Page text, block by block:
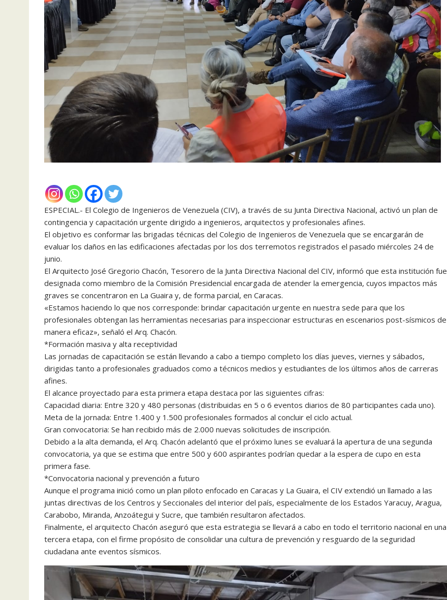
ESPECIAL.- El Colegio de Ingenieros de Venezuela (CIV), a través de su Junta Directiva Nacional, activó un plan de
contingencia y capacitación urgente dirigido a ingenieros, arquitectos y profesionales afines.
El objetivo es conformar las brigadas técnicas del Colegio de Ingenieros de Venezuela que se encargarán de
evaluar los daños en las edificaciones afectadas por los dos terremotos registrados el pasado miércoles 24 de
junio.
El Arquitecto José Gregorio Chacón, Tesorero de la Junta Directiva Nacional del CIV, informó que esta institución fue
designada como miembro de la Comisión Presidencial encargada de atender la emergencia, cuyos impactos más
graves se concentraron en La Guaira y, de forma parcial, en Caracas.
«Estamos haciendo lo que nos corresponde: brindar capacitación urgente en nuestra sede para que los
profesionales obtengan las herramientas necesarias para inspeccionar estructuras en escenarios post-sísmicos de
manera eficaz», señaló el Arq. Chacón.
*Formación masiva y alta receptividad
Las jornadas de capacitación se están llevando a cabo a tiempo completo los días jueves, viernes y sábados,
dirigidas tanto a profesionales graduados como a técnicos medios y estudiantes de los últimos años de carreras
afines.
El alcance proyectado para esta primera etapa destaca por las siguientes cifras:
Capacidad diaria: Entre 320 y 480 personas (distribuidas en 5 o 6 eventos diarios de 80 participantes cada uno).
Meta de la jornada: Entre 1.400 y 1.500 profesionales formados al concluir el ciclo actual.
Gran convocatoria: Se han recibido más de 2.000 nuevas solicitudes de inscripción.
Debido a la alta demanda, el Arq. Chacón adelantó que el próximo lunes se evaluará la apertura de una segunda
convocatoria, ya que se estima que entre 500 y 600 aspirantes podrían quedar a la espera de cupo en esta
primera fase.
*Convocatoria nacional y prevención a futuro
Aunque el programa inició como un plan piloto enfocado en Caracas y La Guaira, el CIV extendió un llamado a las
juntas directivas de los Centros y Seccionales del interior del país, especialmente de los Estados Yaracuy, Aragua,
Carabobo, Miranda, Anzoátegui y Sucre, que también resultaron afectados.
Finalmente, el arquitecto Chacón aseguró que esta estrategia se llevará a cabo en todo el territorio nacional en una
tercera etapa, con el firme propósito de consolidar una cultura de prevención y resguardo de la seguridad
ciudadana ante eventos sísmicos.